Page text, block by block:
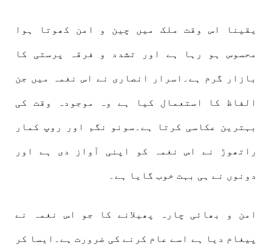
یقینا اس وقت ملک میں چین و امن کھوتا ہوا
محسوس ہو رہا ہے اور تشدد و فرقہ پرستی کا
بازار گرم ہے۔اسرار انصاری نے اس نغمہ میں جن
الفاظ کا استعمال کیا ہے وہ موجودہ وقت کی
بہترین عکاسی کرتا ہے۔سونو نگم اور روپ کمار
راتھوڑ نے اس نغمہ کو اپنی آواز دی ہے اور
دونوں نے ہی بہت خوب گایا ہے۔
امن و بھائی چارہ پھیلانے کا جو اس نغمہ نے
پیغام دیا ہے اسے عام کرنے کی ضرورت ہے۔ایسا کر